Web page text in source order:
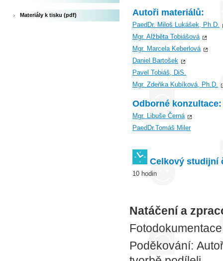
Materiály k tisku (pdf) Autoři materiálů:
PaedDr. Miloš Lukášek, Ph.D.
Mgr. Alžběta Tobiášová
Mgr. Marcela Keberlová
Daniel Bartošek
Pavel Tobiáš, DiS.
Mgr. Zdeňka Kubíková, Ph.D.
Odborné konzultace:
Mgr. Libuše Černá
PaedDr.Tomáš Miler
Celkový studijní
10 hodin
Natáčení a
Poděkování: